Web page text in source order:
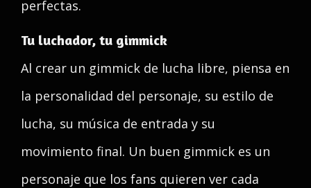
perfectas.
Tu luchador, tu gimmick
Al crear un gimmick de lucha libre, piensa en
la personalidad del personaje, su estilo de
lucha, su música de entrada y su
movimiento final. Un buen gimmick es un
personaje que los fans quieren ver cada